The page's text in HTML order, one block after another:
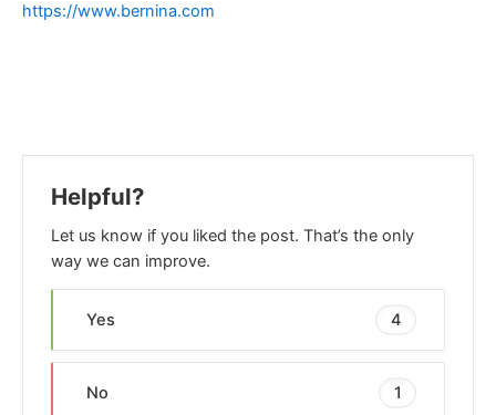
https://www.bernina.com
Helpful?
Let us know if you liked the post. That’s the only
way we can improve.
Yes 4
No 1